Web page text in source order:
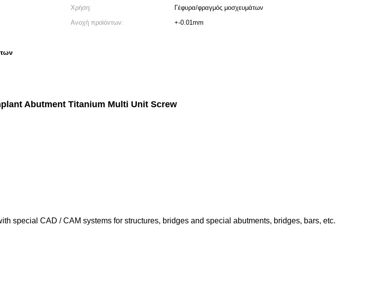
Χρήση:
Γέφυρα/φραγμός μοσχευμάτων
Ανοχή προϊόντων:
+-0.01mm
Abutment Titanium Multi Unit Screw
special CAD / CAM systems for structures, bridges and special abutments, bridges, bars, etc.